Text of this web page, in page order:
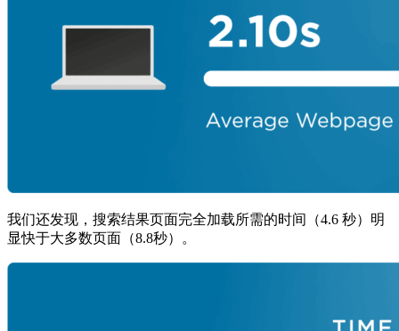
我们还发现，搜索结果页面完全加载所需的时间（4.6 秒）明
显快于大多数页面（8.8秒）。